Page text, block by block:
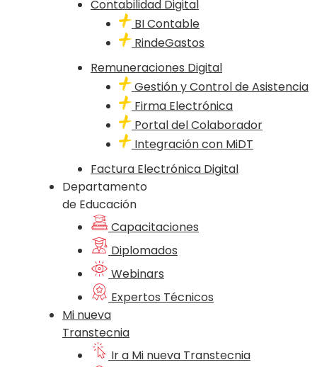
Contabilidad Digital
BI Contable
RindeGastos
Remuneraciones Digital
Gestión y Control de Asistencia
Firma Electrónica
Portal del Colaborador
Integración con MiDT
Factura Electrónica Digital
Departamento
de Educación
Capacitaciones
Diplomados
Webinars
Expertos Técnicos
Mi nueva
Transtecnia
Ir a Mi nueva Transtecnia